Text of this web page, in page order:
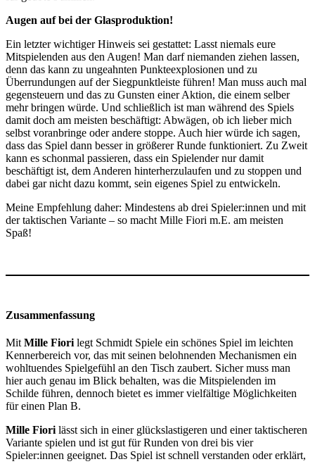
Augen auf bei der Glasproduktion!
Ein letzter wichtiger Hinweis sei gestattet: Lasst niemals eure
Mitspielenden aus den Augen! Man darf niemanden ziehen lassen,
denn das kann zu ungeahnten Punkteexplosionen und zu
Überrundungen auf der Siegpunktleiste führen! Man muss auch mal
gegensteuern und das zu Gunsten einer Aktion, die einem selber
mehr bringen würde. Und schließlich ist man während des Spiels
damit doch am meisten beschäftigt: Abwägen, ob ich lieber mich
selbst voranbringe oder andere stoppe. Auch hier würde ich sagen,
dass das Spiel dann besser in größerer Runde funktioniert. Zu Zweit
kann es schonmal passieren, dass ein Spielender nur damit
beschäftigt ist, dem Anderen hinterherzulaufen und zu stoppen und
dabei gar nicht dazu kommt, sein eigenes Spiel zu entwickeln.
Meine Empfehlung daher: Mindestens ab drei Spieler:innen und mit
der taktischen Variante – so macht Mille Fiori m.E. am meisten
Spaß!
Zusammenfassung
Mit Mille Fiori legt Schmidt Spiele ein schönes Spiel im leichten
Kennerbereich vor, das mit seinen belohnenden Mechanismen ein
wohltuendes Spielgefühl an den Tisch zaubert. Sicher muss man
hier auch genau im Blick behalten, was die Mitspielenden im
Schilde führen, dennoch bietet es immer vielfältige Möglichkeiten
für einen Plan B.
Mille Fiori lässt sich in einer glückslastigeren und einer taktischeren
Variante spielen und ist gut für Runden von drei bis vier
Spieler:innen geeignet. Das Spiel ist schnell verstanden oder erklärt,